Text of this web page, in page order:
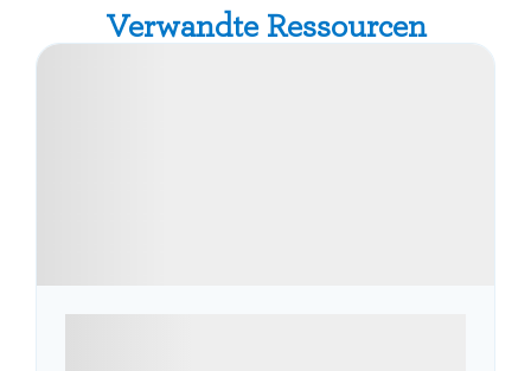
Verwandte Ressourcen